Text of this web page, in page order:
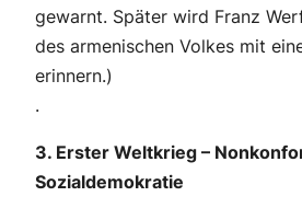
gewarnt. Später wird Franz
des armenischen Volkes mit
erinnern.)
.
3. Erster Weltkrieg –
Sozialdemokratie